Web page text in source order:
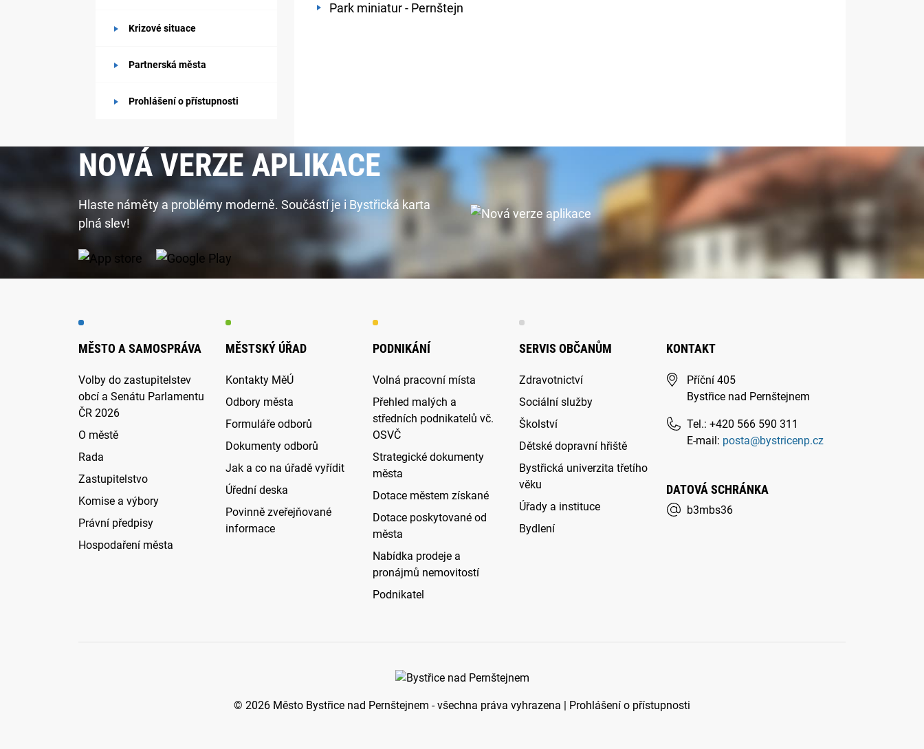
Krizové situace
Partnerská města
Prohlášení o přístupnosti
Park miniatur - Pernštejn
NOVÁ VERZE APLIKACE
Hlaste náměty a problémy moderně. Součástí je i Bystřická karta
plná slev!
MĚSTO A SAMOSPRÁVA
Volby do zastupitelstev
obcí a Senátu Parlamentu
ČR 2026
O městě
Rada
Zastupitelstvo
Komise a výbory
Právní předpisy
Hospodaření města
MĚSTSKÝ ÚŘAD
Kontakty MěÚ
Odbory města
Formuláře odborů
Dokumenty odborů
Jak a co na úřadě vyřídit
Úřední deska
Povinně zveřejňované
informace
PODNIKÁNÍ
Volná pracovní místa
Přehled malých a
středních podnikatelů vč.
OSVČ
Strategické dokumenty
města
Dotace městem získané
Dotace poskytované od
města
Nabídka prodeje a
pronájmů nemovitostí
Podnikatel
SERVIS OBČANŮM
Zdravotnictví
Sociální služby
Školství
Dětské dopravní hřiště
Bystřická univerzita třetího
věku
Úřady a instituce
Bydlení
KONTAKT
Příční 405
Bystřice nad Pernštejnem
Tel.: +420 566 590 311
E-mail: posta@bystricenp.cz
DATOVÁ SCHRÁNKA
b3mbs36
© 2026 Město Bystřice nad Pernštejnem - všechna práva vyhrazena | Prohlášení o přístupnosti